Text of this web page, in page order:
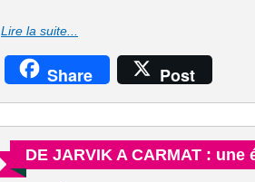
Lire la suite...
Share Post
DE JARVIK A CARMAT : une